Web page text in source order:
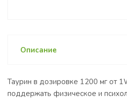
Описание
Таурин в дозировке 1200 мг от
поддержать физическое и